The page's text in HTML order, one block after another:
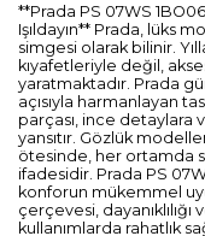
**Prada PS 07WS
Işıldayın** Prada, lüks
simgesi olarak bilinir.
kıyafetleriyle değil,
yaratmaktadır. Prada
açısıyla harmanlayan
parçası, ince detaylara
yansıtır. Gözlük
ötesinde, her ortamda
ifadesidir. Prada PS
konforun mükemmel
çerçevesi,
kullanımlarda rahatlık